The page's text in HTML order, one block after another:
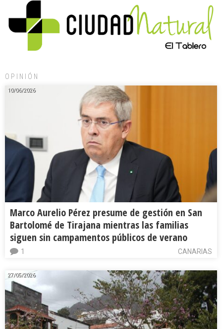
OPINIÓN
10/06/2026
Marco Aurelio Pérez presume de gestión en San
Bartolomé de Tirajana mientras las familias
siguen sin campamentos públicos de verano
CANARIAS
1
27/05/2026